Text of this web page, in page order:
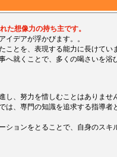
た想像力の持ち主です。
イデアが浮かびます。。
ことを、表現する能力に長けてい
へ就くことで、多くの喝さいを浴
し、努力を惜しむことはありませ
は、専門の知識を追求する指導者
ションをとることで、自身のスキ